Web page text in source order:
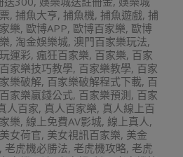
, 捕魚大亨, 捕魚機, 捕魚遊戲, 捕
樂, 歐博APP, 歐博百家樂, 歐博
, 淘金娛樂城, 澳門百家樂玩法,
玩運彩, 瘋狂百家樂, 百家樂, 百家
百家樂技巧教學, 百家樂教學, 百家
樂破解, 百家樂破解程式下載, 百
百家樂贏錢公式, 百家樂預測 , 百家
人百家, 真人百家樂, 真人線上百
樂, 線上免費AV影城, 線上真人,
美女荷官, 美女視訊百家樂, 美金
, 老虎機必勝法, 老虎機攻略, 老虎